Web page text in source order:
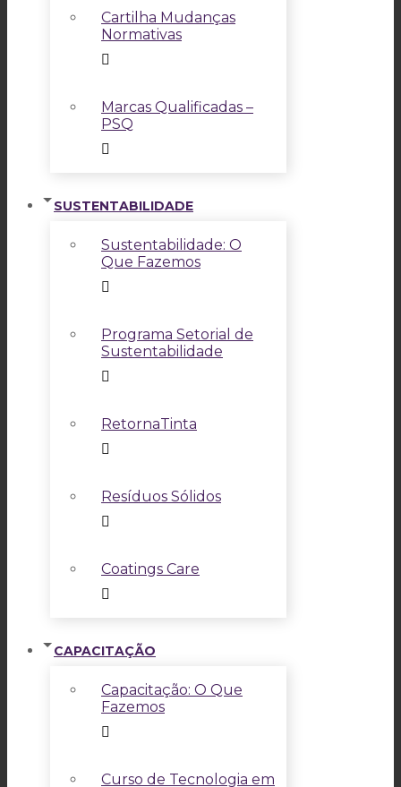
Cartilha Mudanças
Normativas
Marcas Qualificadas –
PSQ
SUSTENTABILIDADE
Sustentabilidade: O
Que Fazemos
Programa Setorial de
Sustentabilidade
RetornaTinta
Resíduos Sólidos
Coatings Care
CAPACITAÇÃO
Capacitação: O Que
Fazemos
Curso de Tecnologia em